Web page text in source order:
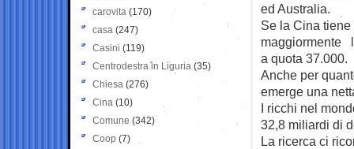
ed Australia.
Se la Cina
maggiormente
a quota 37.000.
Anche per
emerge una
I ricchi nel
32,8 miliardi di
La ricerca ci
carovita (170)
casa (247)
Casini (119)
Centrodestra in Liguria (35)
Chiesa (276)
Cina (10)
Comune (342)
Coop (7)